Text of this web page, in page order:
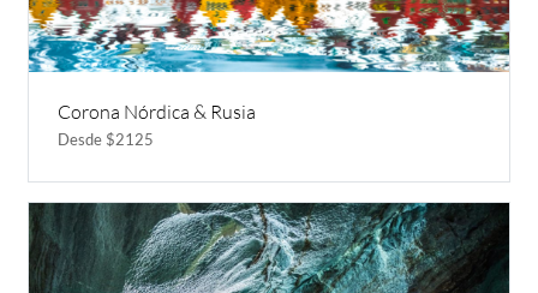
Corona Nórdica & Rusia
Desde $2125